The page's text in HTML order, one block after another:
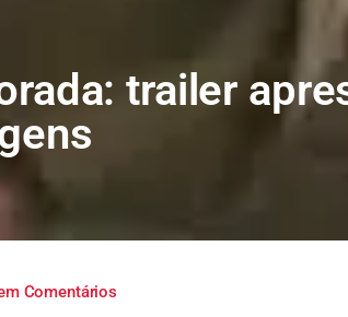
trailer
Comentários